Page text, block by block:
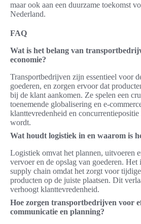
maar ook aan een duurzame toekomst
Nederland.
FAQ
Wat is het belang van
economie?
Transportbedrijven zijn essentieel voor
goederen, en zorgen ervoor dat
bij de klant aankomen. Ze spelen een
toenemende globalisering en e-
klanttevredenheid en
wordt.
Wat houdt logistiek in en waarom is
Logistiek omvat het plannen, uitvoeren
vervoer en de opslag van goederen.
supply chain omdat het zorgt voor
producten op de juiste plaatsen. Dit
verhoogt klanttevredenheid.
Hoe zorgen transportbedrijven voor
communicatie en planning?